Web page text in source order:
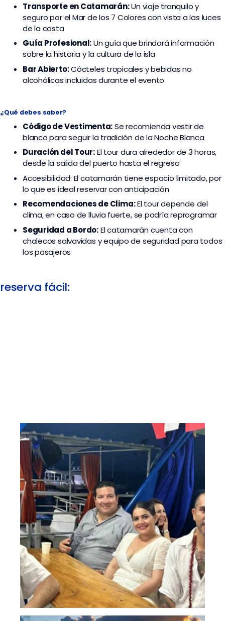
Transporte en Catamarán:Un viaje tranquilo y
seguro por el Mar de los 7 Colores con vista a las luces
de la costa
Guía Profesional:Un guía que brindará información
sobre la historia y la cultura de la isla
Bar Abierto:Cócteles tropicales y bebidas no
alcohólicas incluidas durante el evento
¿Qué debes saber?
Código de Vestimenta:Se recomienda vestir de
blanco para seguir la tradición de la Noche Blanca
Duración del Tour:El tour dura alrededor de 3 horas,
desde la salida del puerto hasta el regreso
Accesibilidad: El catamarán tiene espacio limitado, por
lo que es ideal reservar con anticipación
Recomendaciones de Clima:El tour depende del
clima, en caso de lluvia fuerte, se podría reprogramar
Seguridad a Bordo:El catamarán cuenta con
chalecos salvavidas y equipo de seguridad para todos
los pasajeros
reserva fácil: